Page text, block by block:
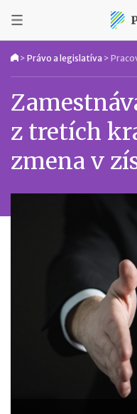
> Právo a legislatíva >
z tretích
zmena v